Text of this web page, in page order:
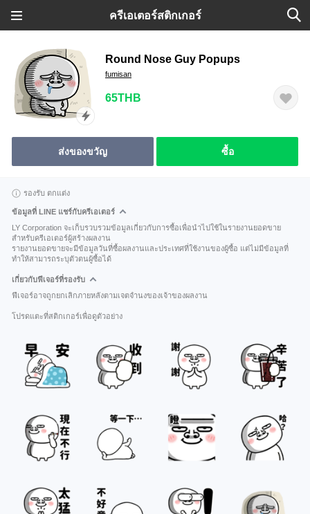
ครีเอเตอร์สติกเกอร์
Round Nose Guy Popups
fumisan
65THB
ส่งของขวัญ ซื้อ
รองรับ ตกแต่ง
ข้อมูลที่ LINE แชร์กับครีเอเตอร์
LY Corporation จะเก็บรวบรวมข้อมูลเกี่ยวกับการซื้อเพื่อนำไปใช้ในรายงานยอดขาย
สำหรับครีเอเตอร์ผู้สร้างผลงาน
รายงานยอดขายจะมีข้อมูลวันที่ซื้อผลงานและประเทศที่ใช้งานของผู้ซื้อ แต่ไม่มีข้อมูลที่
ทำให้สามารถระบุตัวตนผู้ซื้อได้
เกี่ยวกับฟีเจอร์ที่รองรับ
ฟีเจอร์อาจถูกยกเลิกภายหลังตามเจตจำนงของเจ้าของผลงาน
โปรดแตะที่สติกเกอร์เพื่อดูตัวอย่าง